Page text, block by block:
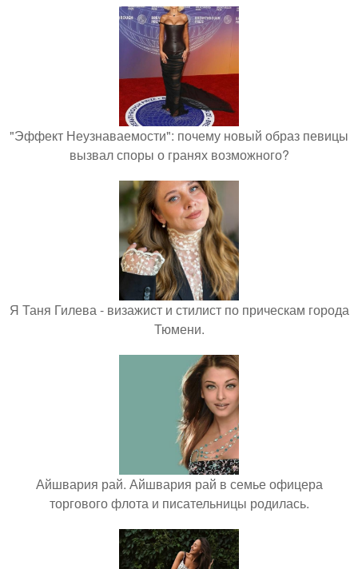
"Эффект Неузнаваемости": почему новый образ певицы
вызвал споры о гранях возможного?
Я Таня Гилева - визажист и стилист по прическам города
Тюмени.
Айшвария рай. Айшвария рай в семье офицера
торгового флота и писательницы родилась.